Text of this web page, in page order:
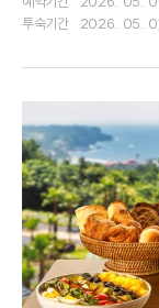
투숙기간
2026. 05.